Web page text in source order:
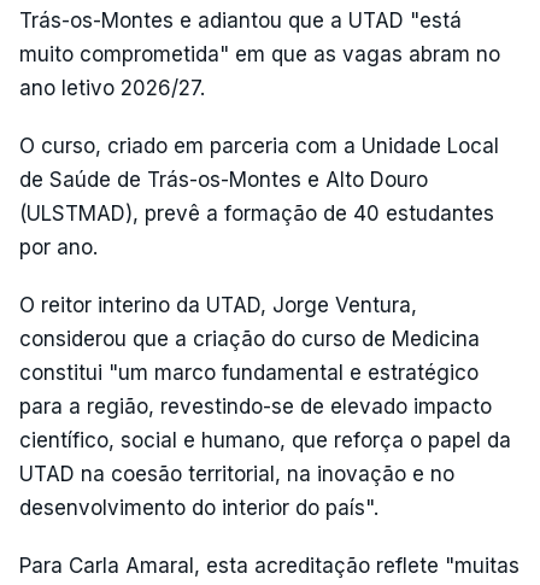
Trás-os-Montes e adiantou que a UTAD "está
muito comprometida" em que as vagas abram no
ano letivo 2026/27.
O curso, criado em parceria com a Unidade Local
de Saúde de Trás-os-Montes e Alto Douro
(ULSTMAD), prevê a formação de 40 estudantes
por ano.
O reitor interino da UTAD, Jorge Ventura,
considerou que a criação do curso de Medicina
constitui "um marco fundamental e estratégico
para a região, revestindo-se de elevado impacto
científico, social e humano, que reforça o papel da
UTAD na coesão territorial, na inovação e no
desenvolvimento do interior do país".
Para Carla Amaral, esta acreditação reflete "muitas